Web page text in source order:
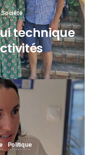
Société
technique
Politique